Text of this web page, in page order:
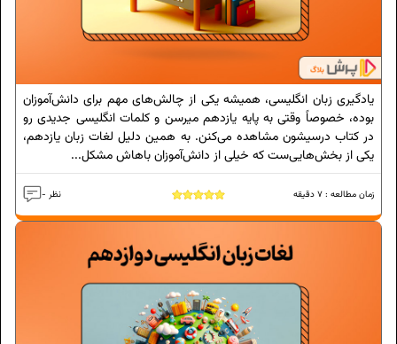
یادگیری زبان انگلیسی، همیشه یکی از چالش‌های مهم برای دانش‌آموزان
بوده، خصوصاً وقتی به پایه یازدهم میرسن و کلمات انگلیسی جدیدی رو
در کتاب درسیشون مشاهده می‌کنن. به همین دلیل لغات زبان یازدهم،
یکی از بخش‌هایی‌ست که خیلی از دانش‌آموزان باهاش مشکل...
- نظر زمان مطالعه : 7 دقیقه